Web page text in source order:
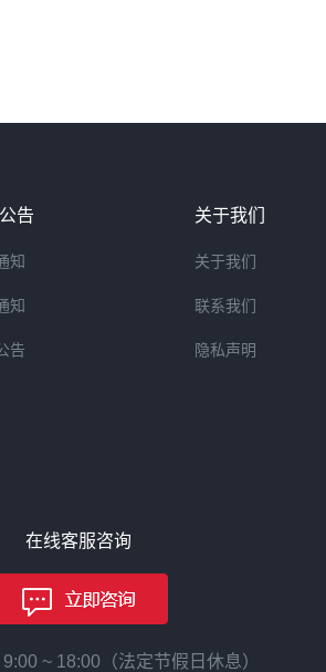
告
知
知
告
关于我们
关于我们
联系我们
隐私声明
在线客服咨询
~ 18:00（法定节假日休息）